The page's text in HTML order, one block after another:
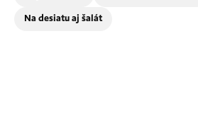
Na desiatu aj šalát